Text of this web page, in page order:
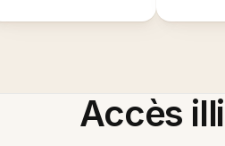
Accès